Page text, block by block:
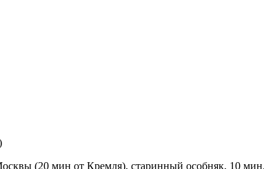
(20 мин от Кремля), старинный особняк, 10